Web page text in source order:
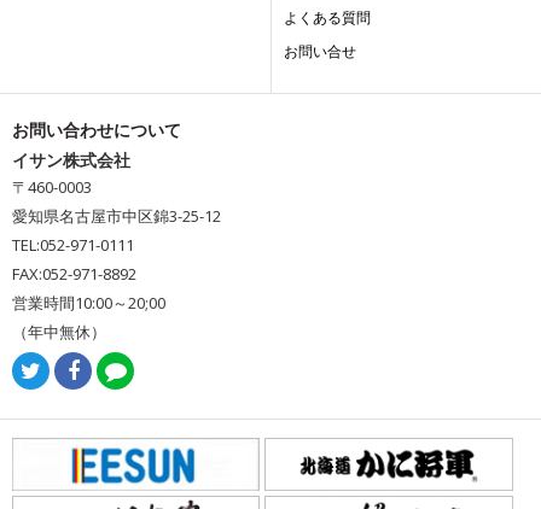
よくある質問
お問い合せ
お問い合わせについて
イサン株式会社
〒460-0003
愛知県名古屋市中区錦3-25-12
TEL:052-971-0111
FAX:052-971-8892
営業時間10:00～20;00
（年中無休）